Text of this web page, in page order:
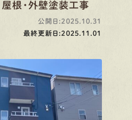
根・外壁塗装工事
公開日:2025.10.31
最終更新日:2025.11.01